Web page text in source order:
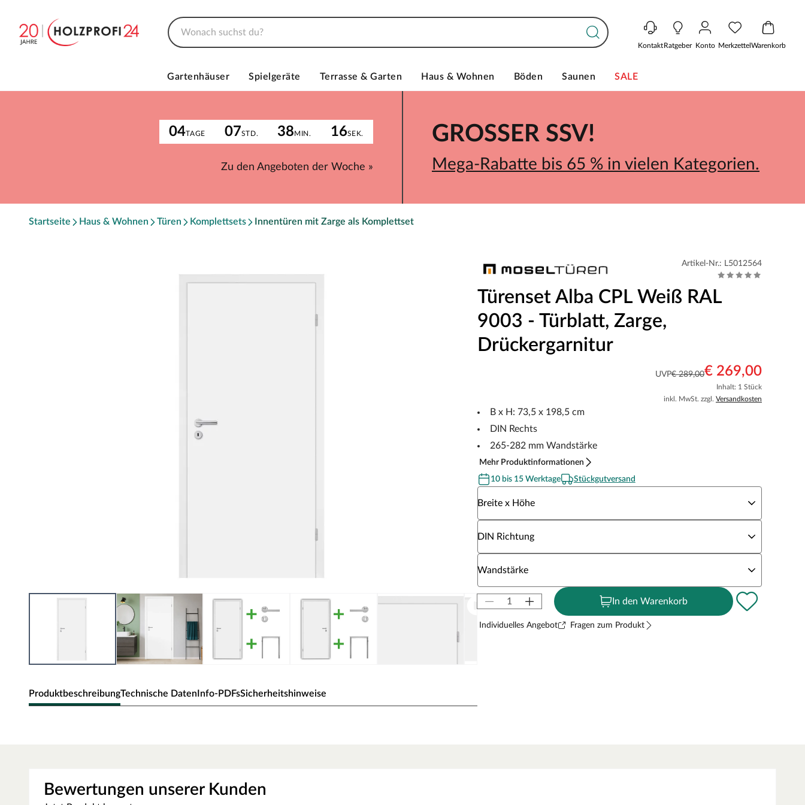
KontaktRatgeber Konto MerkzettelWarenkorb
Gartenhäuser Spielgeräte Terrasse & Garten Haus & Wohnen Böden Saunen SALE
04TAGE 07STD. 38MIN. 16SEK.
Zu den Angeboten der Woche »
GROSSER SSV!
Mega-Rabatte bis 65 % in vielen Kategorien.
Startseite Haus & Wohnen Türen Komplettsets Innentüren mit Zarge als Komplettset
ProduktbeschreibungTechnische DatenInfo-PDFsSicherheitshinweise
Die Tür besitzt eine Laminatoberfläche, auch CPL (Continious Pressure Laminate) genannt. CPL bildet dank der
Artikel-Nr.: L5012564
Türenset Alba CPL Weiß RAL
9003 - Türblatt, Zarge,
Drückergarnitur
UVP€ 289,00€ 269,00
Inhalt: 1 Stück
inkl. MwSt. zzgl. Versandkosten
B x H: 73,5 x 198,5 cm
DIN Rechts
265-282 mm Wandstärke
Mehr Produktinformationen
10 bis 15 Werktage
Stückgutversand
Breite x Höhe
DIN Richtung
Wandstärke
In den Warenkorb
Individuelles Angebot Fragen zum Produkt
Bewertungen unserer Kunden